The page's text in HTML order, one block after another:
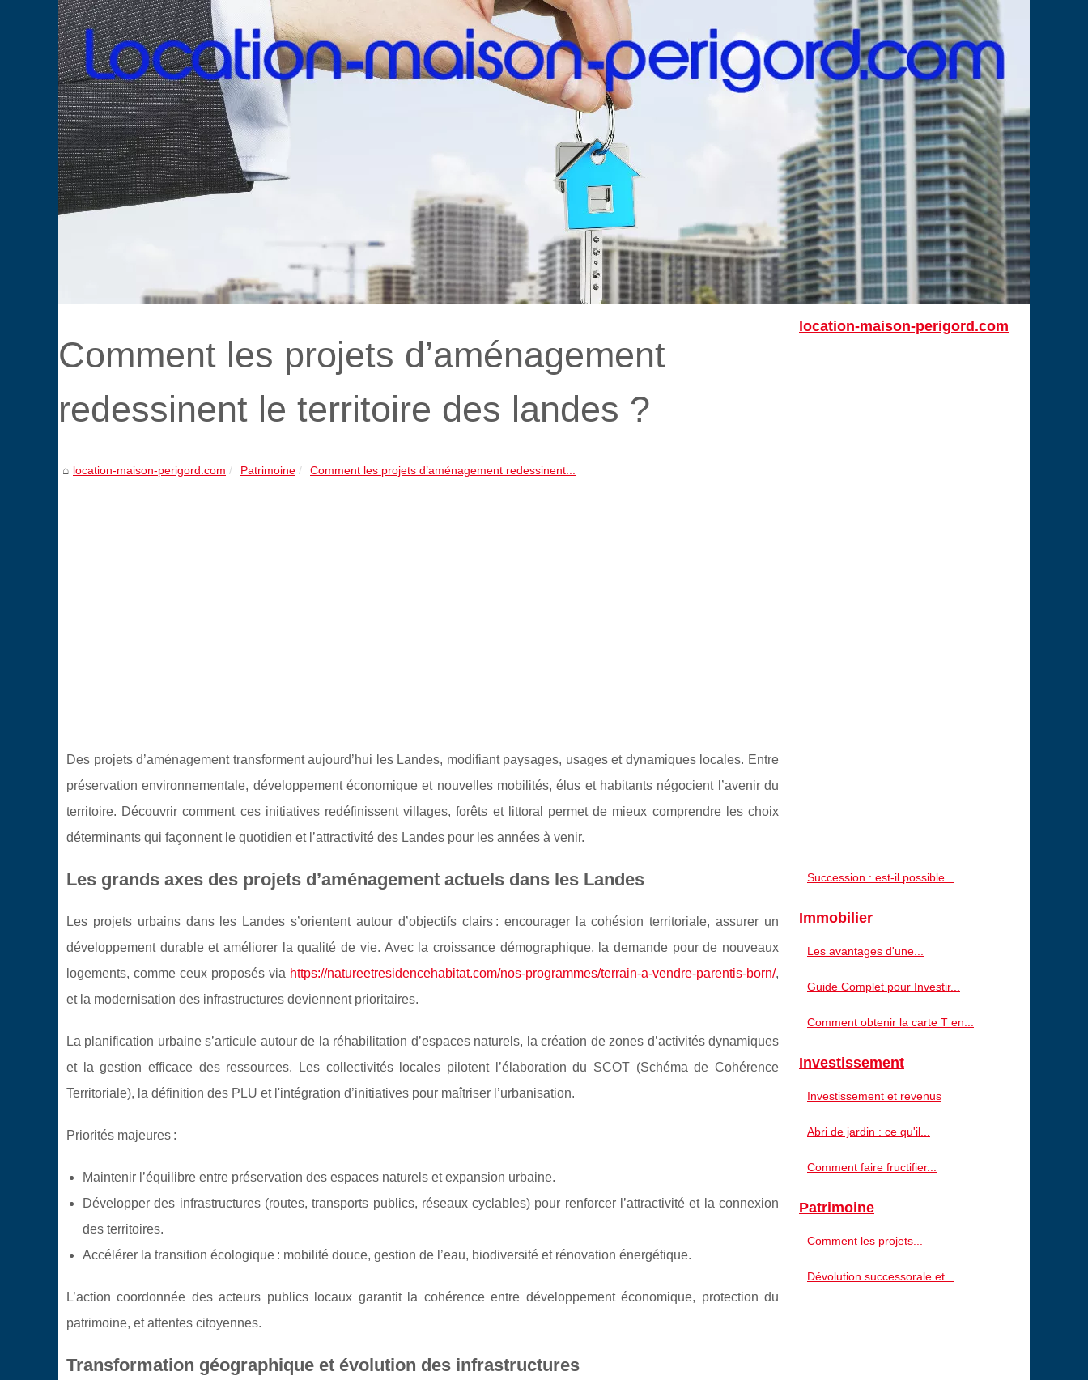
Comment les projets d’aménagement
redessinent le territoire des landes ?
location-maison-perigord.com Patrimoine Comment les projets d’aménagement redessinent...
Des projets d’aménagement transforment aujourd’hui les Landes, modifiant paysages, usages et dynamiques locales. Entre
préservation environnementale, développement économique et nouvelles mobilités, élus et habitants négocient l’avenir du
territoire. Découvrir comment ces initiatives redéfinissent villages, forêts et littoral permet de mieux comprendre les choix
déterminants qui façonnent le quotidien et l’attractivité des Landes pour les années à venir.
Les grands axes des projets d’aménagement actuels dans les Landes
Les projets urbains dans les Landes s’orientent autour d’objectifs clairs : encourager la cohésion territoriale, assurer un
développement durable et améliorer la qualité de vie. Avec la croissance démographique, la demande pour de nouveaux
logements, comme ceux proposés via https://natureetresidencehabitat.com/nos-programmes/terrain-a-vendre-parentis-born/,
et la modernisation des infrastructures deviennent prioritaires.
La planification urbaine s’articule autour de la réhabilitation d’espaces naturels, la création de zones d’activités dynamiques
et la gestion efficace des ressources. Les collectivités locales pilotent l’élaboration du SCOT (Schéma de Cohérence
Territoriale), la définition des PLU et l'intégration d’initiatives pour maîtriser l’urbanisation.
Priorités majeures :
Maintenir l’équilibre entre préservation des espaces naturels et expansion urbaine.
Développer des infrastructures (routes, transports publics, réseaux cyclables) pour renforcer l’attractivité et la connexion
des territoires.
Accélérer la transition écologique : mobilité douce, gestion de l’eau, biodiversité et rénovation énergétique.
L’action coordonnée des acteurs publics locaux garantit la cohérence entre développement économique, protection du
patrimoine, et attentes citoyennes.
Transformation géographique et évolution des infrastructures
location-maison-perigord.com
Succession : est-il possible...
Immobilier
Les avantages d'une...
Guide Complet pour Investir...
Comment obtenir la carte T en...
Investissement
Investissement et revenus
Abri de jardin : ce qu'il...
Comment faire fructifier...
Patrimoine
Comment les projets...
Dévolution successorale et...